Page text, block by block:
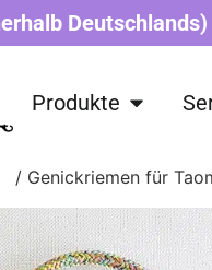
Produkte
/ Genickriemen für